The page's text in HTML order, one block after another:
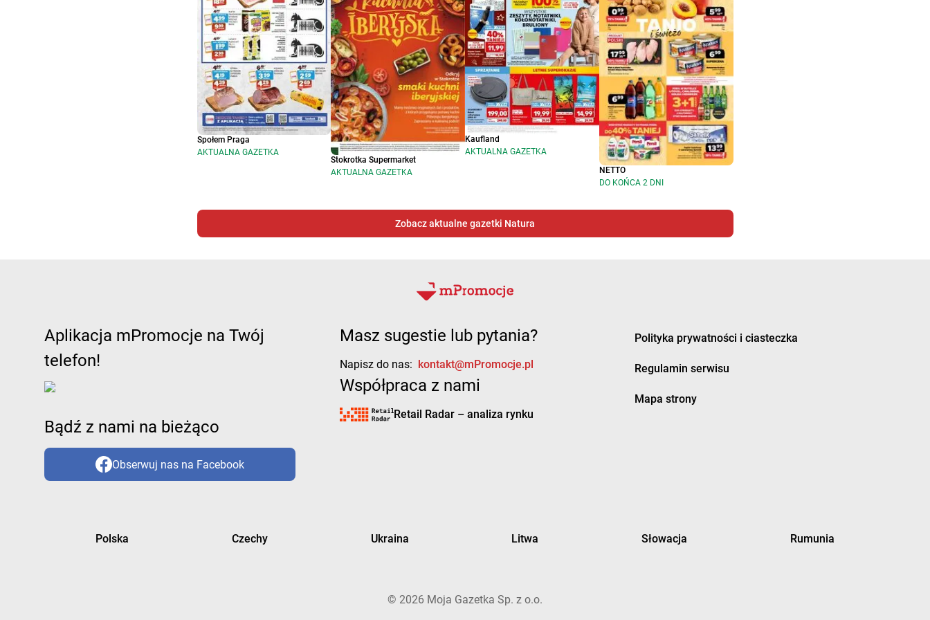
Społem Praga
AKTUALNA GAZETKA
Stokrotka Supermarket
AKTUALNA GAZETKA
Kaufland
AKTUALNA GAZETKA
NETTO
DO KOŃCA 2 DNI
Zobacz aktualne gazetki Natura
Aplikacja mPromocje na Twój
telefon!
Bądź z nami na bieżąco
Obserwuj nas na Facebook
Masz sugestie lub pytania?
Napisz do nas: kontakt@mPromocje.pl
Współpraca z nami
Retail Radar – analiza rynku
Polityka prywatności i ciasteczka
Regulamin serwisu
Mapa strony
Polska Czechy Ukraina Litwa Słowacja Rumunia
© 2026 Moja Gazetka Sp. z o.o.